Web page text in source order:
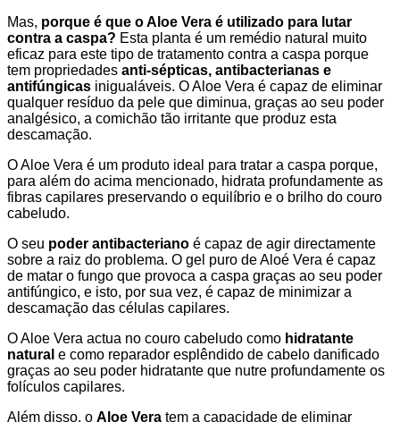
Mas, porque é que o Aloe Vera é utilizado para lutar
contra a caspa? Esta planta é um remédio natural muito
eficaz para este tipo de tratamento contra a caspa porque
tem propriedades anti-sépticas, antibacterianas e
antifúngicas inigualáveis. O Aloe Vera é capaz de eliminar
qualquer resíduo da pele que diminua, graças ao seu poder
analgésico, a comichão tão irritante que produz esta
descamação.
O Aloe Vera é um produto ideal para tratar a caspa porque,
para além do acima mencionado, hidrata profundamente as
fibras capilares preservando o equilíbrio e o brilho do couro
cabeludo.
O seu poder antibacteriano é capaz de agir directamente
sobre a raiz do problema. O gel puro de Aloé Vera é capaz
de matar o fungo que provoca a caspa graças ao seu poder
antifúngico, e isto, por sua vez, é capaz de minimizar a
descamação das células capilares.
O Aloe Vera actua no couro cabeludo como hidratante
natural e como reparador esplêndido de cabelo danificado
graças ao seu poder hidratante que nutre profundamente os
folículos capilares.
Além disso, o Aloe Vera tem a capacidade de eliminar